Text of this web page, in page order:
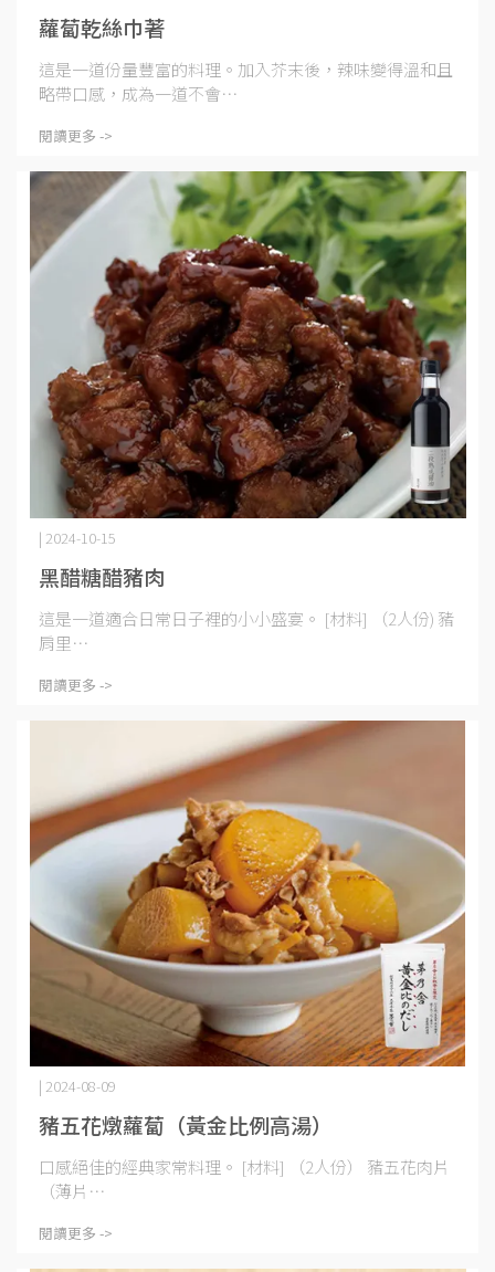
蘿蔔乾絲巾著
這是一道份量豐富的料理。加入芥末後，辣味變得溫和且
略帶口感，成為一道不會⋯
閱讀更多 ->
黑醋糖醋豬肉
| 2024-10-15
這是一道適合日常日子裡的小小盛宴。 [材料] （2人份) 豬
肩里⋯
閱讀更多 ->
豬五花燉蘿蔔（黃金比例高湯）
| 2024-08-09
口感絕佳的經典家常料理。 [材料] （2人份） 豬五花肉片
（薄片⋯
閱讀更多 ->